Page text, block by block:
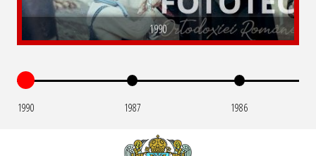
1990
1990 1987 1986